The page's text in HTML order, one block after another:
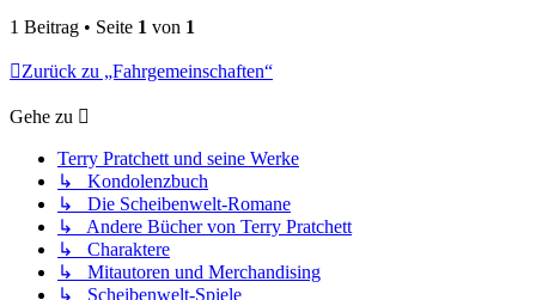
1 Beitrag • Seite 1 von 1
Zurück zu „Fahrgemeinschaften“
Gehe zu
Terry Pratchett und seine Werke
↳ Kondolenzbuch
↳ Die Scheibenwelt-Romane
↳ Andere Bücher von Terry Pratchett
↳ Charaktere
↳ Mitautoren und Merchandising
↳ Scheibenwelt-Spiele